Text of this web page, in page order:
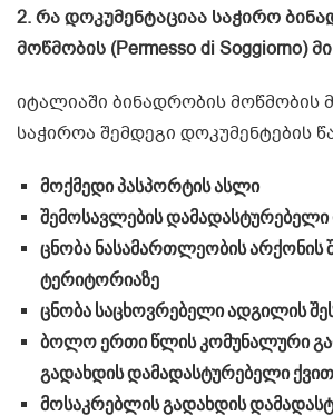
2. რა დოკუმენტაციაა საჭირო
მოწმობის (Permesso di Soggiorno)
იტალიაში ბინადრობის მოწმობის
საჭიროა შემდეგი დოკუმენტების
მოქმედი პასპორტის ასლი
შემოსავლების დამადასტურებელი
ცნობა ნასამართლეობის არქონის
ტერიტორიაზე
ცნობა საცხოვრებელი ადგილის
ბოლო ერთი წლის კომუნალური
გადახდის დამადასტურებელი
მოსაკრებლის გადახდის